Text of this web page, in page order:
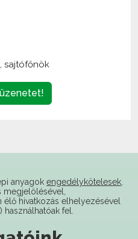
élő hivatkozás elhelyezésével
használhatóak fel.